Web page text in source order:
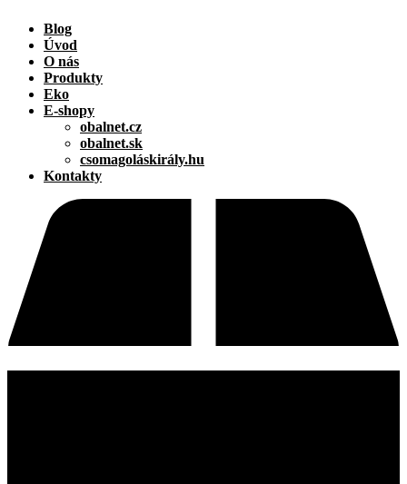
Blog
Úvod
O nás
Produkty
Eko
E-shopy
obalnet.cz
obalnet.sk
csomagoláskirály.hu
Kontakty